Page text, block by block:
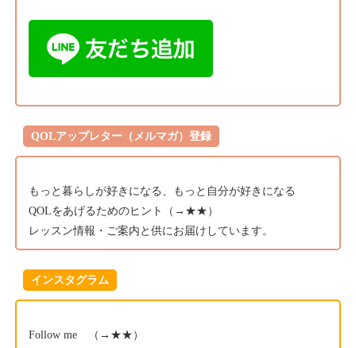
QOLアップレター（メルマガ）登録
もっと暮らしが好きになる、もっと自分が好きになる
QOLをあげるためのヒント（→ ★★）
レッスン情報・ご案内と供にお届けしています。
インスタグラム
Follow me （→ ★★ ）